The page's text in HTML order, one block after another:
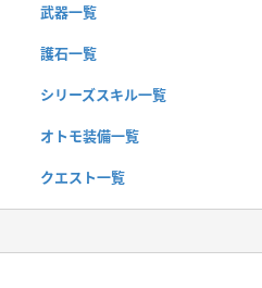
武器一覧
護石一覧
シリーズスキル一覧
オトモ装備一覧
クエスト一覧